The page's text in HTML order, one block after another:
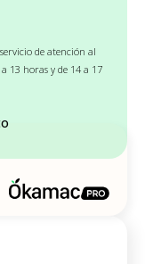
de atención al
13 horas y de 14 a 17